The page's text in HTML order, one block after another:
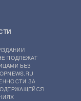
ПОДЛЕЖАТ
БЕЗ
ЗА